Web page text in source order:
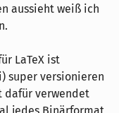
aussieht weiß ich
LaTeX ist
super versionieren
dafür verwendet